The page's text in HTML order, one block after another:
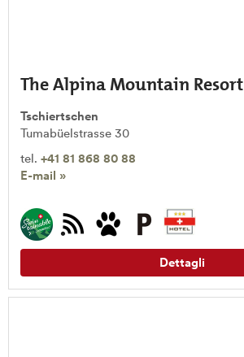
The Alpina Mountain Resort
Tschiertschen
Tumabüelstrasse 30
tel. +41 81 868 80 88
E-mail »
Dettagli